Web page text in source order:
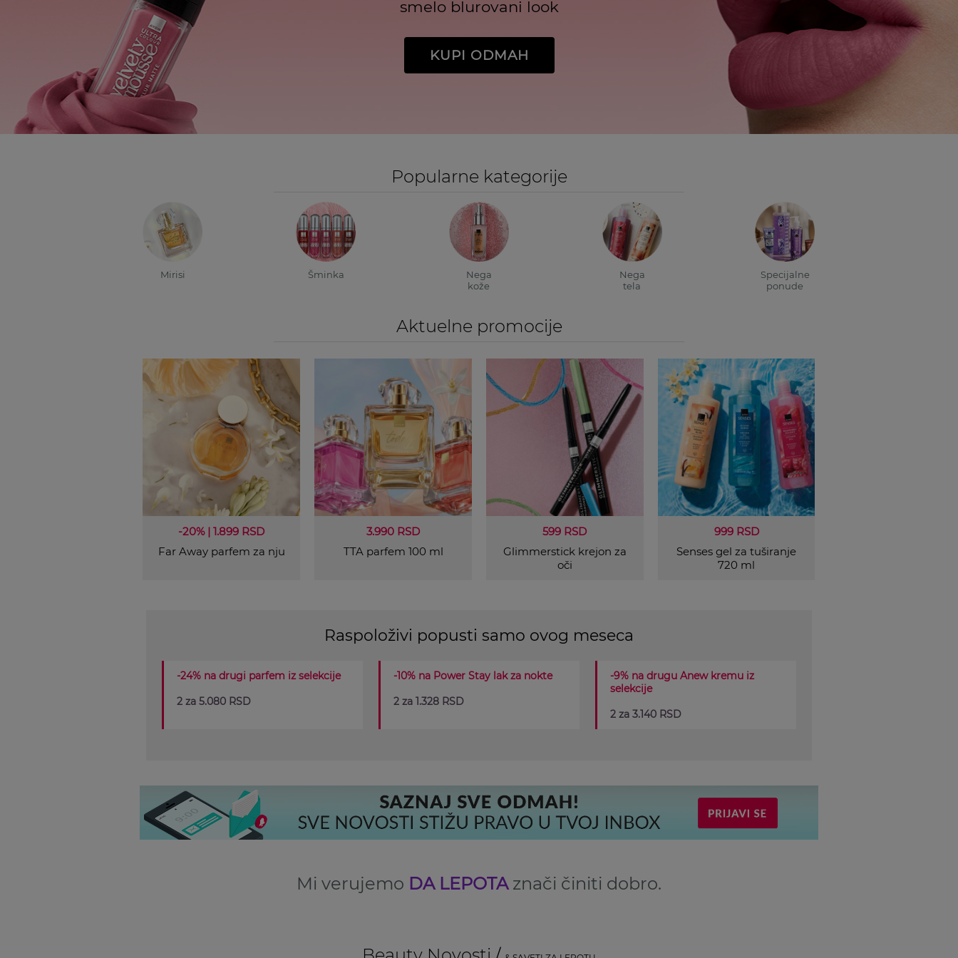
smelo blurovani look
KUPI ODMAH
Popularne kategorije
Mirisi Šminka
Nega
kože
Nega
tela
Specijalne
ponude
Aktuelne promocije
-20% | 1.899 RSD
Far Away parfem za nju
3.990 RSD
TTA parfem 100 ml
599 RSD
Glimmerstick krejon za
oči
999 RSD
Senses gel za tuširanje
720 ml
Raspoloživi popusti samo ovog meseca
-24% na drugi parfem iz selekcije
2 za 5.080 RSD
-10% na Power Stay lak za nokte
2 za 1.328 RSD
-9% na drugu Anew kremu iz
selekcije
2 za 3.140 RSD
Mi verujemo DA LEPOTA znači činiti dobro.